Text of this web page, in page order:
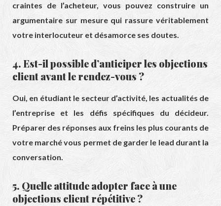
craintes de l’acheteur, vous pouvez construire un
argumentaire sur mesure qui rassure véritablement
votre interlocuteur et désamorce ses doutes.
4. Est-il possible d’anticiper les objections
client avant le rendez-vous ?
Oui, en étudiant le secteur d’activité, les actualités de
l’entreprise et les défis spécifiques du décideur.
Préparer des réponses aux freins les plus courants de
votre marché vous permet de garder le lead durant la
conversation.
5. Quelle attitude adopter face à une
objections client répétitive ?